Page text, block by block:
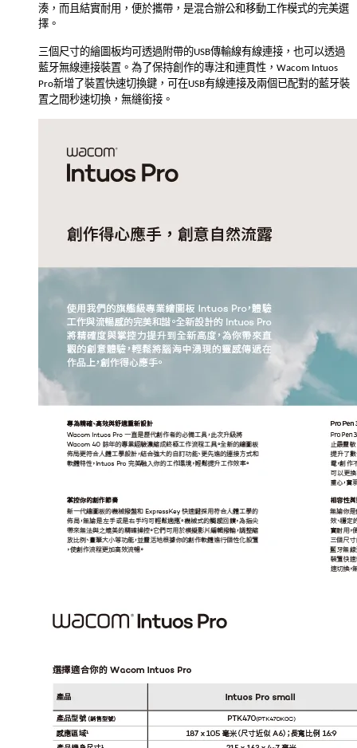
湊，而且結實耐用，便於攜帶，是混合辦公和移動工作模式的完美選
擇。
三個尺寸的繪圖板均可透過附帶的USB傳輸線有線連接，也可以透過
藍牙無線連接裝置。為了保持創作的專注和連貫性， Wacom Intuos
Pro新增了裝置快速切換鍵，可在USB有線連接及兩個已配對的藍牙裝
置之間秒速切換，無縫銜接。